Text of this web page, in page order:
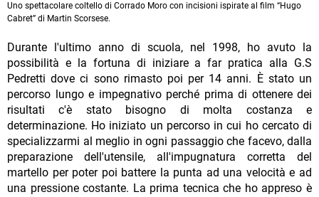
Uno spettacolare coltello di Corrado Moro con incisioni ispirate al film “Hugo
Cabret” di Martin Scorsese.
Durante l'ultimo anno di scuola, nel 1998, ho avuto la
possibilità e la fortuna di iniziare a far pratica alla G.S
Pedretti dove ci sono rimasto poi per 14 anni. È stato un
percorso lungo e impegnativo perché prima di ottenere dei
risultati c'è stato bisogno di molta costanza e
determinazione. Ho iniziato un percorso in cui ho cercato di
specializzarmi al meglio in ogni passaggio che facevo, dalla
preparazione dell'utensile, all'impugnatura corretta del
martello per poter poi battere la punta ad una velocità e ad
una pressione costante. La prima tecnica che ho appreso è